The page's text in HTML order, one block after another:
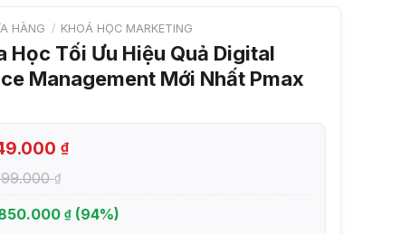
HÀNG / KHOÁ HỌC MARKETING
Học Tối Ưu Hiệu Quả Digital
Management Mới Nhất Pmax
₫
₫
₫ (94%)